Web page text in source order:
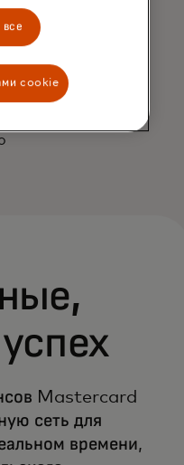
and Partner
Mastercard
сеть для
времени,
все
cookie